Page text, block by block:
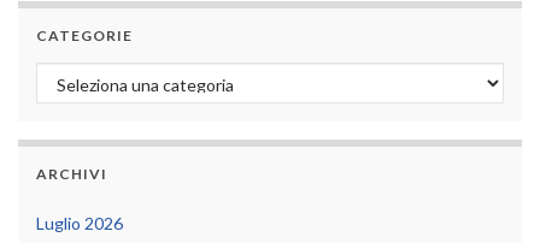
CATEGORIE
Categorie
ARCHIVI
Luglio 2026